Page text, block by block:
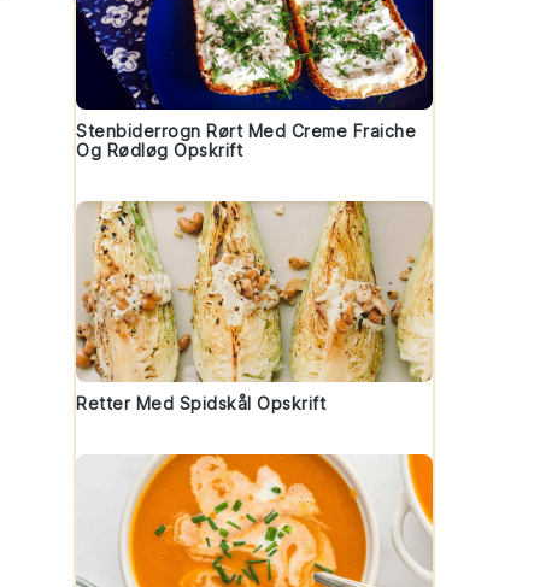
Stenbiderrogn Rørt Med Creme Fraiche
Og Rødløg Opskrift
Retter Med Spidskål Opskrift